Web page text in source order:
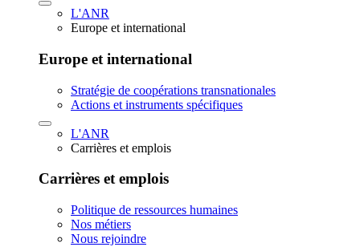
L'ANR
Europe et international
Europe et international
Stratégie de coopérations transnationales
Actions et instruments spécifiques
L'ANR
Carrières et emplois
Carrières et emplois
Politique de ressources humaines
Nos métiers
Nous rejoindre